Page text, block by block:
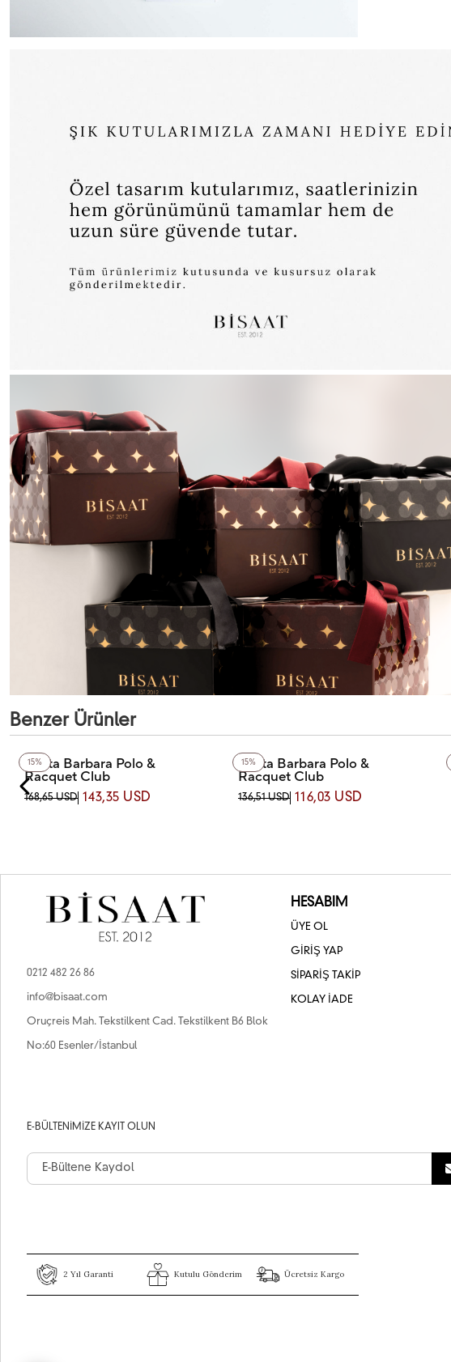
Benzer Ürünler
15%
Santa Barbara Polo &
Racquet Club
SB.1.10607-2 SANTA BARBARA POLO
& RACQUET CLUB KOL SAATİ
168,65 USD 143,35 USD
15%
Santa Barbara Polo &
Racquet Club
SB.1.10711-1 SANTA BARBARA POLO
& RACQUET CLUB KOL SAATİ
136,51 USD 116,03 USD
0212 482 26 86
info@bisaat.com
Oruçreis Mah. Tekstilkent Cad. Tekstilkent B6 Blok
No:60 Esenler/İstanbul
HESABIM
ÜYE OL
GİRİŞ YAP
SİPARİŞ TAKİP
KOLAY İADE
E-BÜLTENIMIZE KAYIT OLUN
2 Yıl Garanti Kutulu Gönderim Ücretsiz Kargo